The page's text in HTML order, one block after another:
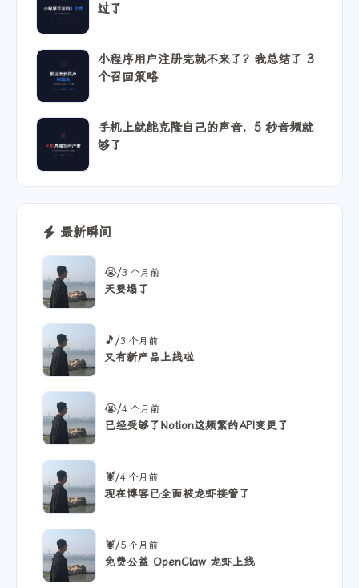
过了
小程序用户注册完就不来了？我总结了 3
个召回策略
手机上就能克隆自己的声音，5 秒音频就
够了
最新瞬间
😭/3 个月前
天要塌了
🎵/3 个月前
又有新产品上线啦
😭/4 个月前
已经受够了Notion这频繁的API变更了
🦞/4 个月前
现在博客已全面被龙虾接管了
🦞/5 个月前
免费公益 OpenClaw 龙虾上线